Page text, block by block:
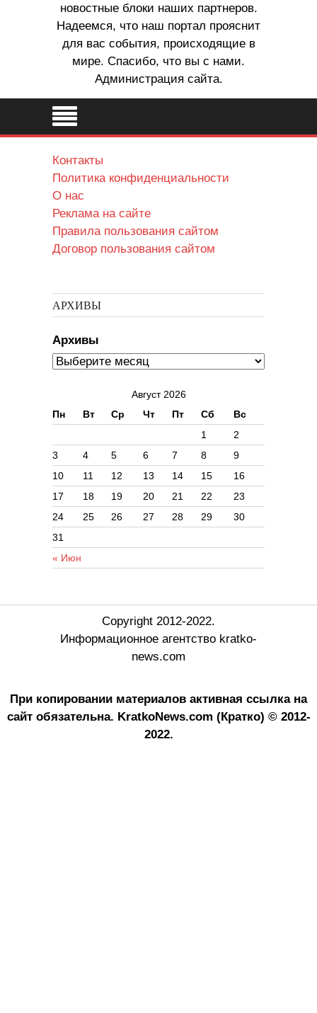
новостные блоки наших партнеров.
Надеемся, что наш портал прояснит
для вас события, происходящие в
мире. Спасибо, что вы с нами.
Администрация сайта.
Контакты
Политика конфиденциальности
О нас
Реклама на сайте
Правила пользования сайтом
Договор пользования сайтом
АРХИВЫ
Архивы
Август 2026
Пн
Вт Ср Чт Пт Сб Вс
« Июн
1
2
3
4 5 6 7 8
9
10
11 12 13 14 15
16
17
18 19 20 21 22
23
24
25 26 27 28 29
30
31
Copyright 2012-2022.
Информационное агентство kratko-
news.com
При копировании материалов активная ссылка на
сайт обязательна. KratkoNews.com (Кратко) © 2012-
2022.